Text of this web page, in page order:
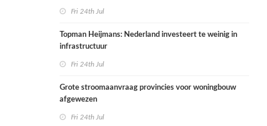
Fri 24th Jul
Topman Heijmans: Nederland investeert te weinig in
infrastructuur
Fri 24th Jul
Grote stroomaanvraag provincies voor woningbouw
afgewezen
Fri 24th Jul